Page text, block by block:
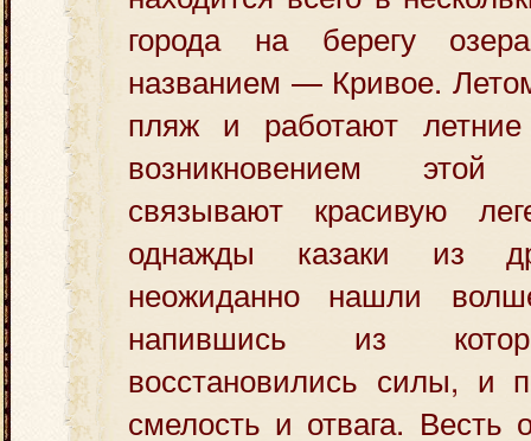
города на берегу
названием — Кривое.
пляж и работают
возникновением
связывают красивую
однажды казаки из
неожиданно нашли
напившись из
восстановились силы, и
смелость и отвага. Весть